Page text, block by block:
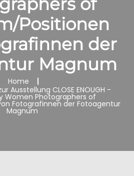
Positionen
der
Magnum
Home
Ausstellung CLOSE ENOUGH -
Women Photographers of
Fotografinnen der Fotoagentur
Magnum